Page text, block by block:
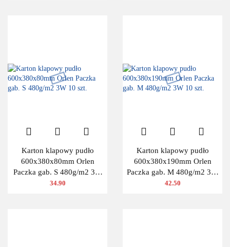
Karton klapowy pudło
600x380x80mm Orlen
Paczka gab. S 480g/m2 3W
10 szt.
34.90
Karton klapowy pudło
600x380x190mm Orlen
Paczka gab. M 480g/m2 3W
10 szt.
42.50